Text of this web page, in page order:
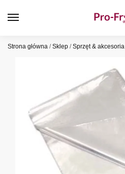
Strona główna /Sklep /Sprzęt & akcesoria